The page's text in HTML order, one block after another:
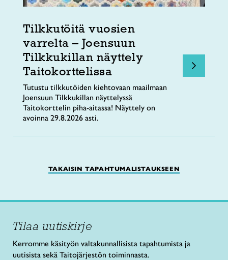
Tilkkutöitä vuosien
varrelta – Joensuun
Tilkkukillan näyttely
Taitokorttelissa
Tutustu tilkkutöiden kiehtovaan maailmaan
Joensuun Tilkkukillan näyttelyssä
Taitokorttelin piha-aitassa! Näyttely on
avoinna 29.8.2026 asti.
TAKAISIN TAPAHTUMALISTAUKSEEN
Tilaa uutiskirje
Kerromme käsityön valtakunnallisista tapahtumista ja
uutisista sekä Taitojärjestön toiminnasta.